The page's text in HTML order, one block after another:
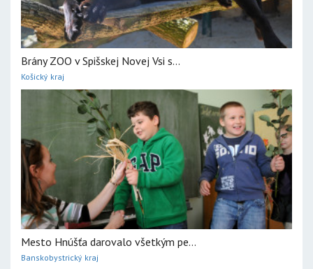
Brány ZOO v Spišskej Novej Vsi s...
Košický kraj
Mesto Hnúšťa darovalo všetkým pe...
Banskobystrický kraj